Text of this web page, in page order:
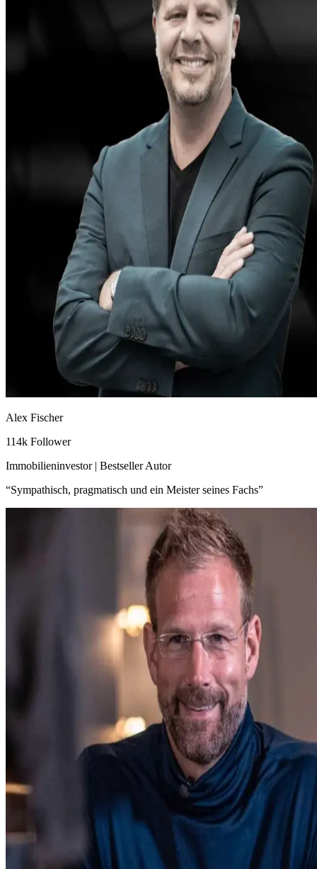
Alex Fischer
114k Follower
Immobilieninvestor | Bestseller Autor
“Sympathisch, pragmatisch und ein Meister seines Fachs”